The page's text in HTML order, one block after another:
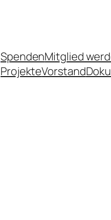
SpendenMitglied
ProjekteVorstand